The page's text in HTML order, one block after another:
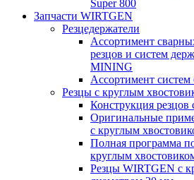
Super 800
Запчасти WIRTGEN
Резцедержатели
Ассортимент
резцов и систем
MINING
Ассортимент
Резцы с круглым
Конструкция резцов
Оригинальные
с круглым
Полная программа
круглым
Резцы WIRTGEN с